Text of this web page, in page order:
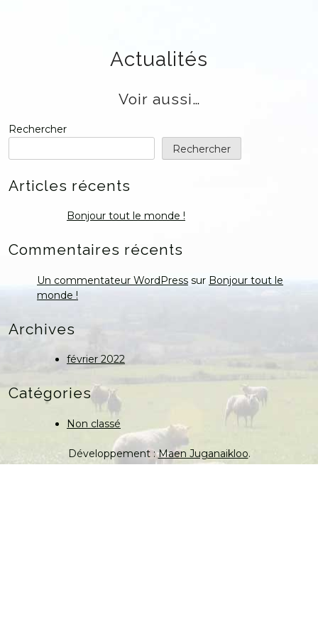
Actualités
Voir aussi…
Rechercher
Rechercher
Articles récents
Bonjour tout le monde !
Commentaires récents
Un commentateur WordPress sur Bonjour tout le
monde !
Archives
février 2022
Catégories
Non classé
Développement :Maen Juganaikloo.